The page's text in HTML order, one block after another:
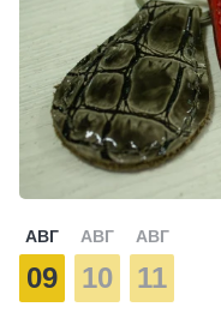
АВГ
09
АВГ
10
АВГ
11